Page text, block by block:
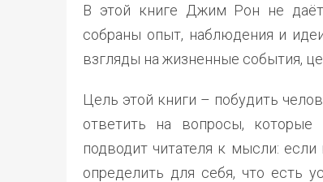
В этой книге Джим Рон не
собраны опыт, наблюдения и
взгляды на жизненные события,
Цель этой книги – побудить
ответить на вопросы,
подводит читателя к мысли:
определить для себя, что есть